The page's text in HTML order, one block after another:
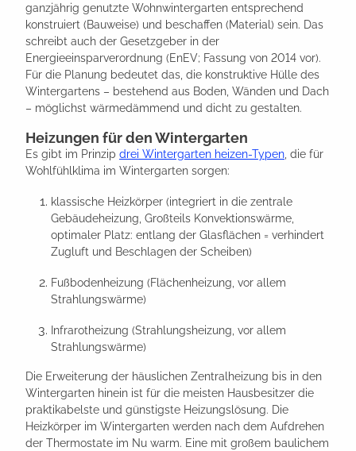
ganzjährig genutzte Wohnwintergarten entsprechend
konstruiert (Bauweise) und beschaffen (Material) sein. Das
schreibt auch der Gesetzgeber in der
Energieeinsparverordnung (EnEV; Fassung von 2014 vor).
Für die Planung bedeutet das, die konstruktive Hülle des
Wintergartens – bestehend aus Boden, Wänden und Dach
– möglichst wärmedämmend und dicht zu gestalten.
Heizungen für den Wintergarten
Es gibt im Prinzip drei Wintergarten heizen-Typen , die für
Wohlfühlklima im Wintergarten sorgen:
klassische Heizkörper (integriert in die zentrale
Gebäudeheizung, Großteils Konvektionswärme,
optimaler Platz: entlang der Glasflächen = verhindert
Zugluft und Beschlagen der Scheiben)
Fußbodenheizung (Flächenheizung, vor allem
Strahlungswärme)
Infrarotheizung (Strahlungsheizung, vor allem
Strahlungswärme)
Die Erweiterung der häuslichen Zentralheizung bis in den
Wintergarten hinein ist für die meisten Hausbesitzer die
praktikabelste und günstigste Heizungslösung. Die
Heizkörper im Wintergarten werden nach dem Aufdrehen
der Thermostate im Nu warm. Eine mit großem baulichem